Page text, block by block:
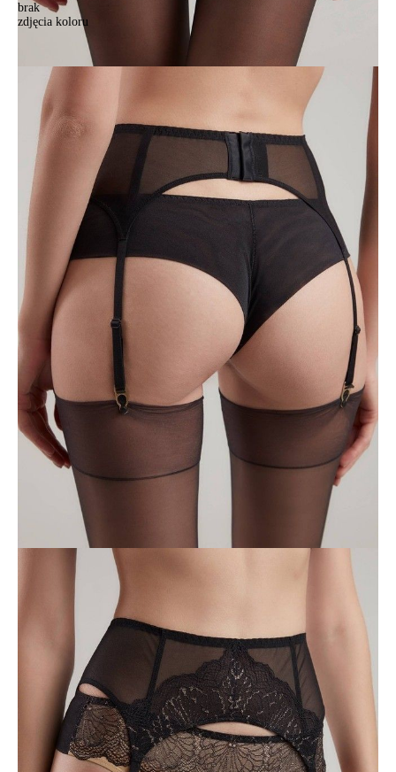
brak
zdjęcia koloru
Pas do pończoch CE SATIN TA0020, r.65, czarny
Pas do pończoch CE SATIN TA0020, r.65, czarny
99,90 zł
Kolory:
BRAK
ZDJĘCIA
BRAK
ZDJĘCIA
Rozmiary:
80
Ilość:
DODAJ DO KOSZYKA
Jak złożyć zamówienie
POWIADOM MNIE O DOSTĘPNOŚCI
ПОЛУЧИТЬ ПО EMAIL
Dostawa
Kurier,darmowa od 99 zł
czas dostawy: 1-2 dni robocze
Paczkomaty InPost 24/7,
darmowa od 50 zł
czas dostawy: 1-2 dni robocze
Odbiór osobistyw sklepie Conte (Łodz)
pn.- czw. 8:00 - 16:00, pt. 8:00 - 14:00
Opis produktu
O produkcie
Pas do pończoch Satin wykonany jest z najdelikatniejszej elastycznej
koronki z metaliczną nicią i elastycznej jedwabistej tkaniny z
delikatnym połyskiem. Podniosłego brzmienia nadaje połysk lureksu,
złote zapięcia i szlachetna kolorystyka.
• pas do pończoch,
• wyrazista koronka z lureksem,
• zapięcie na szlufki i haczyki,
• wytworny i uwodzicielski dodatek do serii bielizny Satin.
Podany rozmiar oznacza obwód talii.
1009080020010012
poliamid 80%, elastan 20%